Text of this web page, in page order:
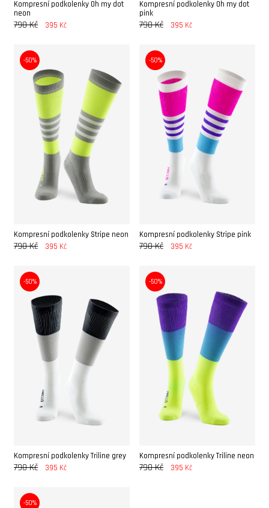
Kompresní podkolenky Oh my dot
neon
790 Kč 395 Kč
Kompresní podkolenky Oh my dot
pink
790 Kč 395 Kč
-50%
Kompresní podkolenky Stripe neon
790 Kč 395 Kč
-50%
Kompresní podkolenky Stripe pink
790 Kč 395 Kč
-50%
Kompresní podkolenky Triline grey
790 Kč 395 Kč
-50%
Kompresní podkolenky Triline neon
790 Kč 395 Kč
-50%